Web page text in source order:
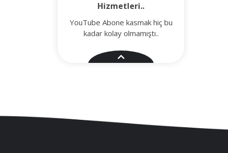
Hizmetleri..
YouTube Abone kasmak hiç bu
kadar kolay olmamıştı..